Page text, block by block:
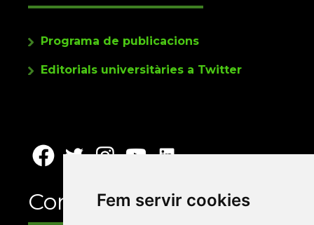
Fem servir cookies
Programa de publicacions
Editorials universitàries a Twitter
Contacte